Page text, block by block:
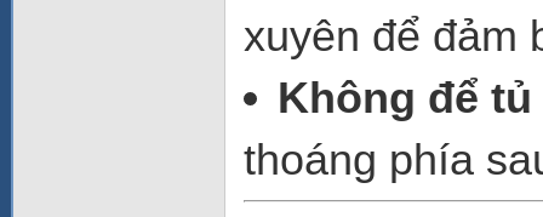
xuyên để đảm
Không để
thoáng phía